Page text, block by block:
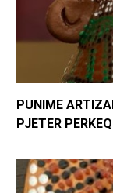
PUNIME
PJETER